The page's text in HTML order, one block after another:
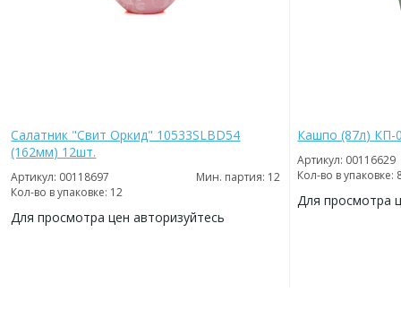
Салатник "Свит Оркид" 10533SLBD54
(162мм) 12шт.
Артикул: 00118697
Мин. партия: 12
Кол-во в упаковке: 12
Для просмотра цен авторизуйтесь
Кашпо (87л) КП-
Артикул: 00116629
Кол-во в упаковке:
Для просмотра